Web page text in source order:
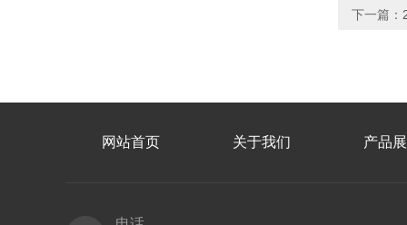
下一篇：
网站首页 关于我们 产品